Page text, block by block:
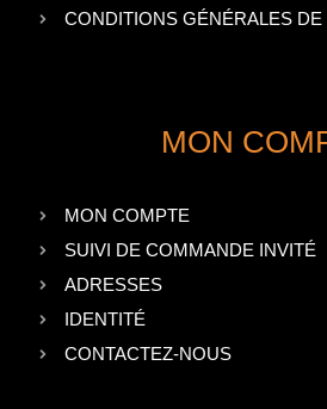
CONDITIONS GÉNÉRALES DE
MON
MON COMPTE
SUIVI DE COMMANDE INVITÉ
ADRESSES
IDENTITÉ
CONTACTEZ-NOUS